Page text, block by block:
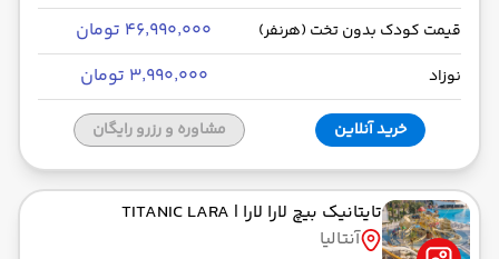
قیمت کودک بدون تخت (هرنفر) ۴۶٬۹۹۰٬۰۰۰ تومان
نوزاد ۳٬۹۹۰٬۰۰۰ تومان
خرید آنلاین مشاوره و رزرو رایگان
تایتانیک بیچ لارا لارا | TITANIC LARA
آنتالیا